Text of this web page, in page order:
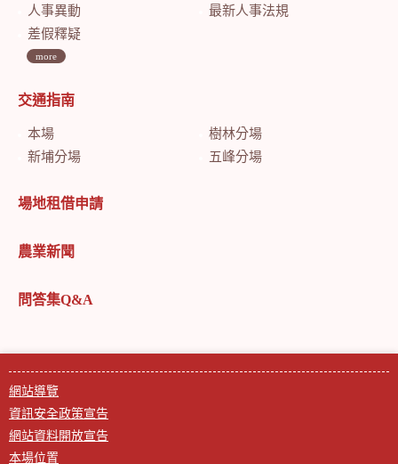
人事異動
最新人事法規
差假釋疑
more
交通指南
本場
樹林分場
新埔分場
五峰分場
場地租借申請
農業新聞
問答集Q&A
網站導覽
資訊安全政策宣告
網站資料開放宣告
本場位置